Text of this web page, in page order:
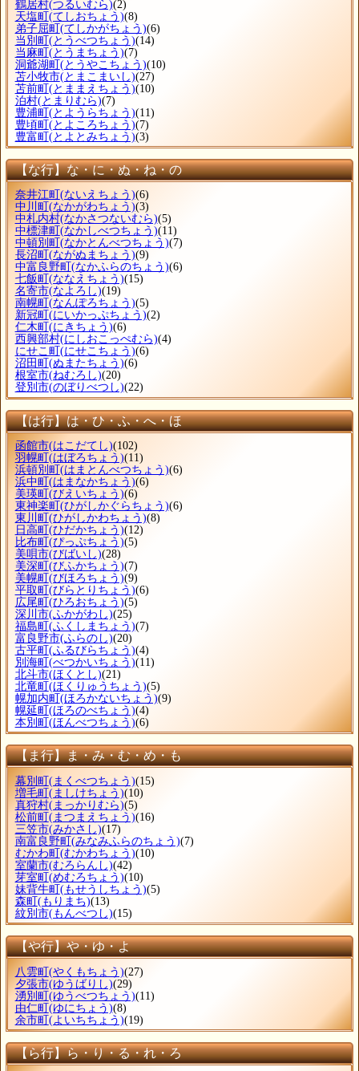
鶴居村(つるいむら)(2)
天塩町(てしおちょう)(8)
弟子屈町(てしかがちょう)(6)
当別町(とうべつちょう)(14)
当麻町(とうまちょう)(7)
洞爺湖町(とうやこちょう)(10)
苫小牧市(とまこまいし)(27)
苫前町(とままえちょう)(10)
泊村(とまりむら)(7)
豊浦町(とようらちょう)(11)
豊頃町(とよころちょう)(7)
豊富町(とよとみちょう)(3)
【な行】な・に・ぬ・ね・の
奈井江町 (ないえちょう)(6)
中川町 (なかがわちょう)(3)
中札内村(なかさつないむら)(5)
中標津町 (なかしべつちょう)(11)
中頓別町 (なかとんべつちょう)(7)
長沼町 (ながぬまちょう)(9)
中富良野町 (なかふらのちょう)(6)
七飯町 (ななえちょう)(15)
名寄市(なよろし)(19)
南幌町 (なんぽろちょう)(5)
新冠町 (にいかっぷちょう)(2)
仁木町 (にきちょう)(6)
西興部村(にしおこっぺむら)(4)
にせこ町 (にせこちょう)(6)
沼田町 (ぬまたちょう)(6)
根室市(ねむろし)(20)
登別市(のぼりべつし)(22)
【は行】は・ひ・ふ・へ・ほ
函館市(はこだてし)(102)
羽幌町 (はぼろちょう)(11)
浜頓別町 (はまとんべつちょう)(6)
浜中町 (はまなかちょう)(6)
美瑛町 (びえいちょう)(6)
東神楽町 (ひがしかぐらちょう)(6)
東川町 (ひがしかわちょう)(8)
日高町 (ひだかちょう)(12)
比布町 (ぴっぷちょう)(5)
美唄市(びばいし)(28)
美深町 (びふかちょう)(7)
美幌町 (びほろちょう)(9)
平取町 (びらとりちょう)(6)
広尾町 (ひろおちょう)(5)
深川市(ふかがわし)(25)
福島町 (ふくしまちょう)(7)
富良野市(ふらのし)(20)
古平町 (ふるびらちょう)(4)
別海町 (べつかいちょう)(11)
北斗市(ほくとし)(21)
北竜町 (ほくりゅうちょう)(5)
幌加内町 (ほろかないちょう)(9)
幌延町 (ほろのべちょう)(4)
本別町 (ほんべつちょう)(6)
【ま行】ま・み・む・め・も
幕別町 (まくべつちょう)(15)
増毛町 (ましけちょう)(10)
真狩村(まっかりむら)(5)
松前町 (まつまえちょう)(16)
三笠市(みかさし)(17)
南富良野町 (みなみふらのちょう)(7)
むかわ町 (むかわちょう)(10)
室蘭市(むろらんし)(42)
芽室町 (めむろちょう)(10)
妹背牛町 (もせうしちょう)(5)
森町 (もりまち)(13)
紋別市(もんべつし)(15)
【や行】や・ゆ・よ
八雲町(やくもちょう)(27)
夕張市(ゆうばりし)(29)
湧別町(ゆうべつちょう)(11)
由仁町(ゆにちょう)(8)
余市町(よいちちょう)(19)
【ら行】ら・り・る・れ・ろ